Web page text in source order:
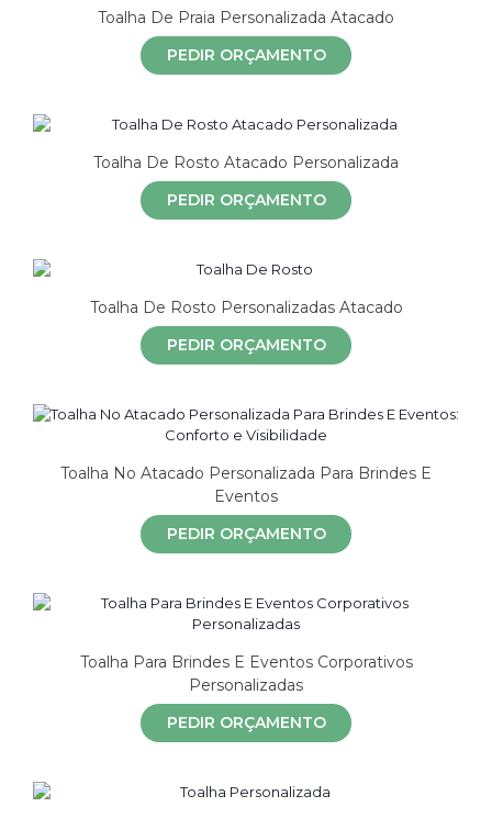
Toalha De Praia Personalizada Atacado
PEDIR ORÇAMENTO
Toalha De Rosto Atacado Personalizada
PEDIR ORÇAMENTO
Toalha De Rosto Personalizadas Atacado
PEDIR ORÇAMENTO
Toalha No Atacado Personalizada Para Brindes E
Eventos
PEDIR ORÇAMENTO
Toalha Para Brindes E Eventos Corporativos
Personalizadas
PEDIR ORÇAMENTO